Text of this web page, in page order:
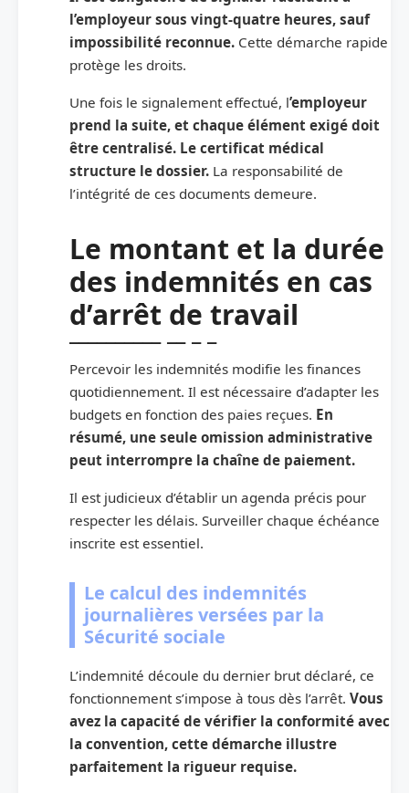
l’employeur sous vingt-quatre heures, sauf
impossibilité reconnue. Cette démarche rapide
protège les droits.
Une fois le signalement effectué, l’employeur
prend la suite, et chaque élément exigé doit
être centralisé. Le certificat médical
structure le dossier. La responsabilité de
l’intégrité de ces documents demeure.
Le montant et la durée
des indemnités en cas
d’arrêt de travail
Percevoir les indemnités modifie les finances
quotidiennement. Il est nécessaire d’adapter les
budgets en fonction des paies reçues. En
résumé, une seule omission administrative
peut interrompre la chaîne de paiement.
Il est judicieux d’établir un agenda précis pour
respecter les délais. Surveiller chaque échéance
inscrite est essentiel.
Le calcul des indemnités
journalières versées par la
Sécurité sociale
L’indemnité découle du dernier brut déclaré, ce
fonctionnement s’impose à tous dès l’arrêt. Vous
avez la capacité de vérifier la conformité avec
la convention, cette démarche illustre
parfaitement la rigueur requise.